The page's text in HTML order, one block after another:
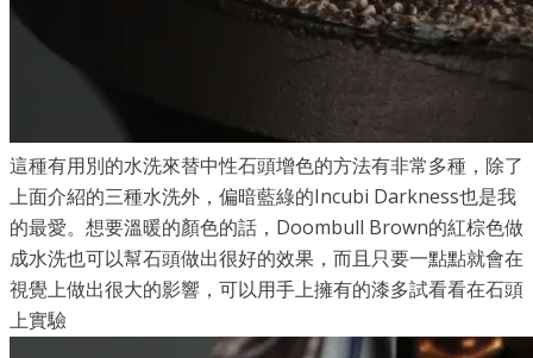
這種有用別的水洗來替中性石頭增色的方法有非常多種，除了
上面介紹的三種水洗外，偏暗藍綠的Incubi Darkness也是我
的最愛。想要溫暖的顏色的話，Doombull Brown的紅棕色做
成水洗也可以幫石頭做出很好的效果，而且只要一點點就會在
視覺上做出很大的影響，可以用手上擁有的漆多試看看在石頭
上實驗